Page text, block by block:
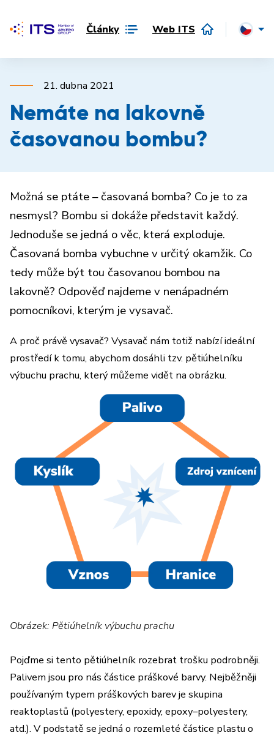
Články Web ITS
21. dubna 2021
Nemáte na lakovně
časovanou bombu?
Možná se ptáte – časovaná bomba? Co je to za
nesmysl? Bombu si dokáže představit každý.
Jednoduše se jedná o věc, která exploduje.
Časovaná bomba vybuchne v určitý okamžik. Co
tedy může být tou časovanou bombou na
lakovně? Odpověď najdeme v nenápadném
pomocníkovi, kterým je vysavač.
A proč právě vysavač? Vysavač nám totiž nabízí ideální
prostředí k tomu, abychom dosáhli tzv. pětiúhelníku
výbuchu prachu, který můžeme vidět na obrázku.
Obrázek: Pětiúhelník výbuchu prachu
Pojďme si tento pětiúhelník rozebrat trošku podrobněji.
Palivem jsou pro nás částice práškové barvy. Nejběžněji
používaným typem práškových barev je skupina
reaktoplastů (polyestery, epoxidy, epoxy–polyestery,
atd.). V podstatě se jedná o rozemleté částice plastu o